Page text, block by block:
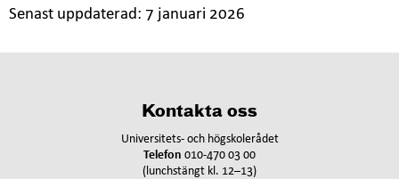
Senast uppdaterad: 7 januari 2026
Kontakta oss
Universitets- och högskolerådet
Telefon 010-470 03 00
(lunchstängt kl. 12–13)